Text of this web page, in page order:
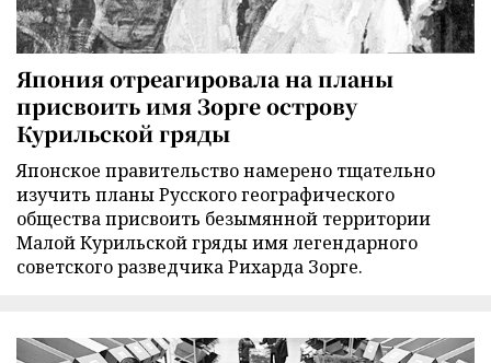
Япония отреагировала на планы
присвоить имя Зорге острову
Курильской гряды
Японское правительство намерено тщательно
изучить планы Русского географического
общества присвоить безымянной территории
Малой Курильской гряды имя легендарного
советского разведчика Рихарда Зорге.